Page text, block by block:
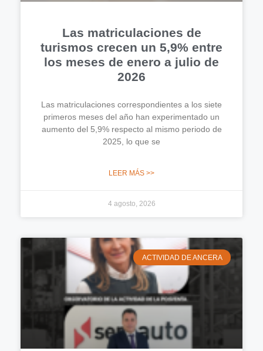
Las matriculaciones de
turismos crecen un 5,9% entre
los meses de enero a julio de
2026
Las matriculaciones correspondientes a los siete
primeros meses del año han experimentado un
aumento del 5,9% respecto al mismo periodo de
2025, lo que se
LEER MÁS >>
4 agosto, 2026
ACTIVIDAD DE ANCERA